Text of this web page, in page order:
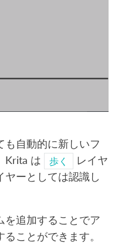
も自動的に新しいフ
Krita は
歩く
レイヤ
ヤーとしては認識し
を追加することでア
ことができます。